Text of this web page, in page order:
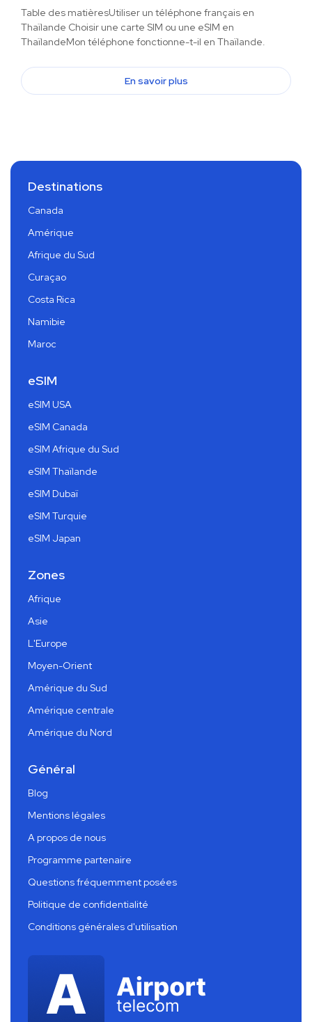
Table des matièresUtiliser un téléphone français en
Thaïlande Choisir une carte SIM ou une eSIM en
ThaïlandeMon téléphone fonctionne-t-il en Thaïlande.
En savoir plus
Destinations
Canada
Amérique
Afrique du Sud
Curaçao
Costa Rica
Namibie
Maroc
eSIM
eSIM USA
eSIM Canada
eSIM Afrique du Sud
eSIM Thaïlande
eSIM Dubaï
eSIM Turquie
eSIM Japan
Zones
Afrique
Asie
L'Europe
Moyen-Orient
Amérique du Sud
Amérique centrale
Amérique du Nord
Général
Blog
Mentions légales
A propos de nous
Programme partenaire
Questions fréquemment posées
Politique de confidentialité
Conditions générales d'utilisation